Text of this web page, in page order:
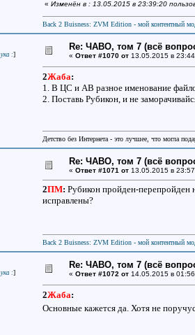
« Изменён в : 13.05.2015 в 23:39:20
Back 2 Buisness: ZVM Edition - мой контентный
:]
Re: ЧАВО, том 7 (всё
« Ответ #1070 от13.05.2015 в
2Жаба:
1. В ЦС и АВ разное именование
2. Поставь Рубикон, и не
Детство без Интернета - это лучшее, что могла
Re: ЧАВО, том 7 (всё
« Ответ #1071 от13.05.2015 в
2ПМ: Рубикон пройден-перепройден
исправлены?
Back 2 Buisness: ZVM Edition - мой контентный
:]
Re: ЧАВО, том 7 (всё
« Ответ #1072 от14.05.2015 в
2Жаба:
Основные кажется да. Хотя не